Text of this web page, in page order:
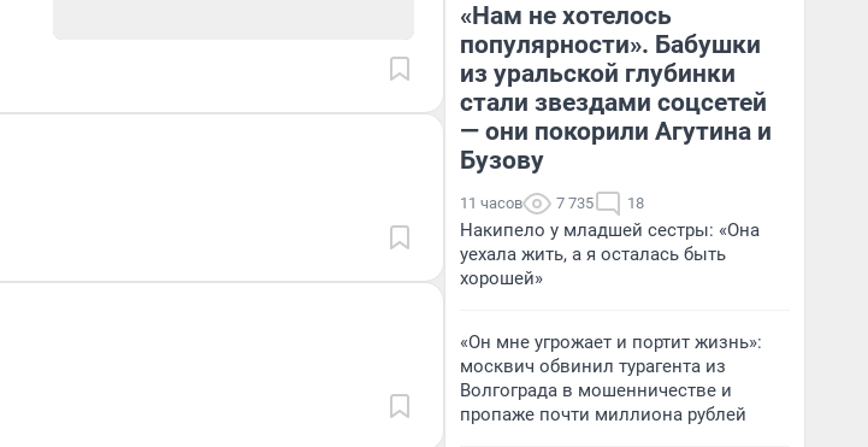
«Нам не хотелось
популярности». Бабушки
из уральской глубинки
стали звездами соцсетей
— они покорили Агутина и
Бузову
11 часов 7 735 18
Накипело у младшей сестры: «Она
уехала жить, а я осталась быть
хорошей»
«Он мне угрожает и портит жизнь»:
москвич обвинил турагента из
Волгограда в мошенничестве и
пропаже почти миллиона рублей